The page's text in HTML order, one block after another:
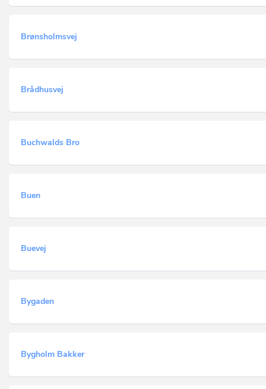
Brønsholmsvej
Brådhusvej
Buchwalds Bro
Buen
Buevej
Bygaden
Bygholm Bakker